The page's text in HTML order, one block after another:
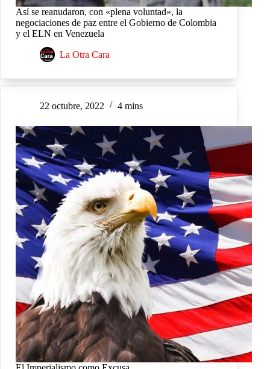
Así se reanudaron, con «plena voluntad», la
negociaciones de paz entre el Gobierno de Colombia
y el ELN en Venezuela
La Otra Cara
22 octubre, 2022 4 mins